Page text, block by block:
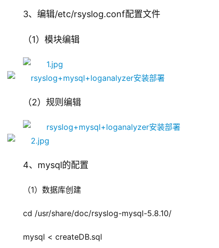
3、编辑/etc/rsyslog.conf配置文件
（1）模块编辑
（2）规则编辑
4、mysql的配置
（1）数据库创建
cd /usr/share/doc/rsyslog-mysql-5.8.10/
mysql < createDB.sql